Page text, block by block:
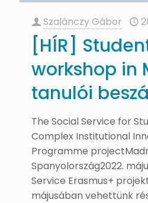
Szalánczy Gábor
[HÍR]
workshop in
tanulói
The Social Service for
Complex Institutional
Programme
Spanyolország2022.
Service Erasmus+
májusában vehettünk